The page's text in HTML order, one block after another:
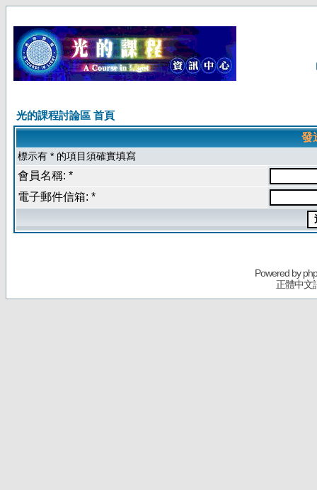
光的課程討論區 首頁
發
標示有 * 的項目須確實填寫
會員名稱: *
電子郵件信箱: *
Powered by
正體中文